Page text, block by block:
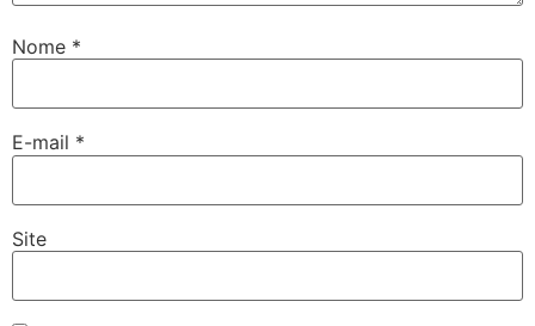
Nome *
E-mail *
Site